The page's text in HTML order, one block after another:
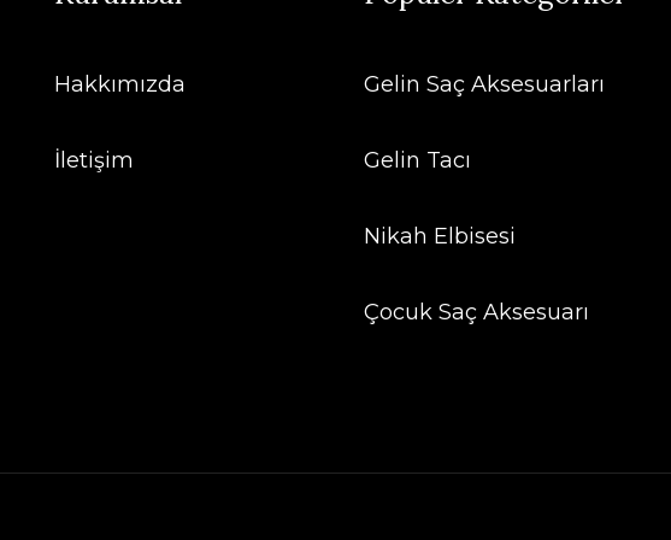
Hakkımızda
İletişim
Gelin Saç Aksesuarları
Gelin Tacı
Nikah Elbisesi
Çocuk Saç Aksesuarı